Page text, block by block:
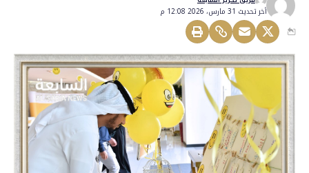
أخر تحديث 31 مارس، 2026 12:08 م